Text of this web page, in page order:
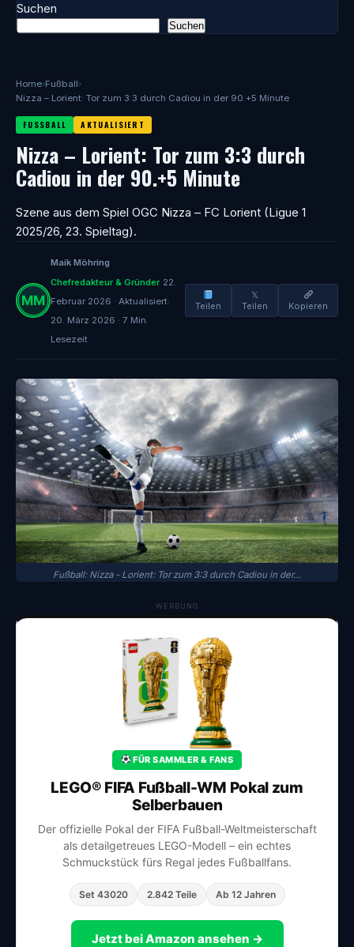
Home›Fußball›
Nizza – Lorient: Tor zum 3:3 durch Cadiou in der 90.+5 Minute
FUSSBALL AKTUALISIERT
Nizza – Lorient: Tor zum 3:3 durch
Cadiou in der 90.+5 Minute
Szene aus dem Spiel OGC Nizza – FC Lorient (Ligue 1
2025/26, 23. Spieltag).
Maik Möhring
Chefredakteur & Gründer 22.
Februar 2026 · Aktualisiert:
20. März 2026 · 7 Min.
Lesezeit
Teilen
𝕏
Teilen
Kopieren
Fußball: Nizza - Lorient: Tor zum 3:3 durch Cadiou in der…
WERBUNG
FÜR SAMMLER & FANS
LEGO® FIFA Fußball-WM Pokal zum
Selberbauen
Der offizielle Pokal der FIFA Fußball-Weltmeisterschaft
als detailgetreues LEGO-Modell – ein echtes
Schmuckstück fürs Regal jedes Fußballfans.
Set 43020 2.842 Teile Ab 12 Jahren
Jetzt bei Amazon ansehen →
Suchen
Suchen